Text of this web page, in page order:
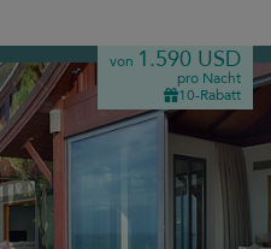
von 1.590 USD
pro Nacht
10-Rabatt